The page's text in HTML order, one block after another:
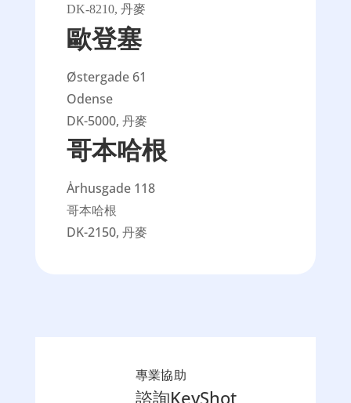
DK-8210, 丹麥
歐登塞
Østergade 61
Odense
DK-5000, 丹麥
哥本哈根
Ȧrhusgade 118
哥本哈根
DK-2150, 丹麥
專業協助
諮詢KeyShot